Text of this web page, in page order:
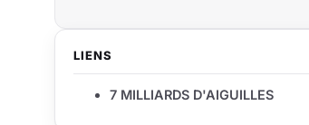
LIENS
7 MILLIARDS D'AIGUILLES